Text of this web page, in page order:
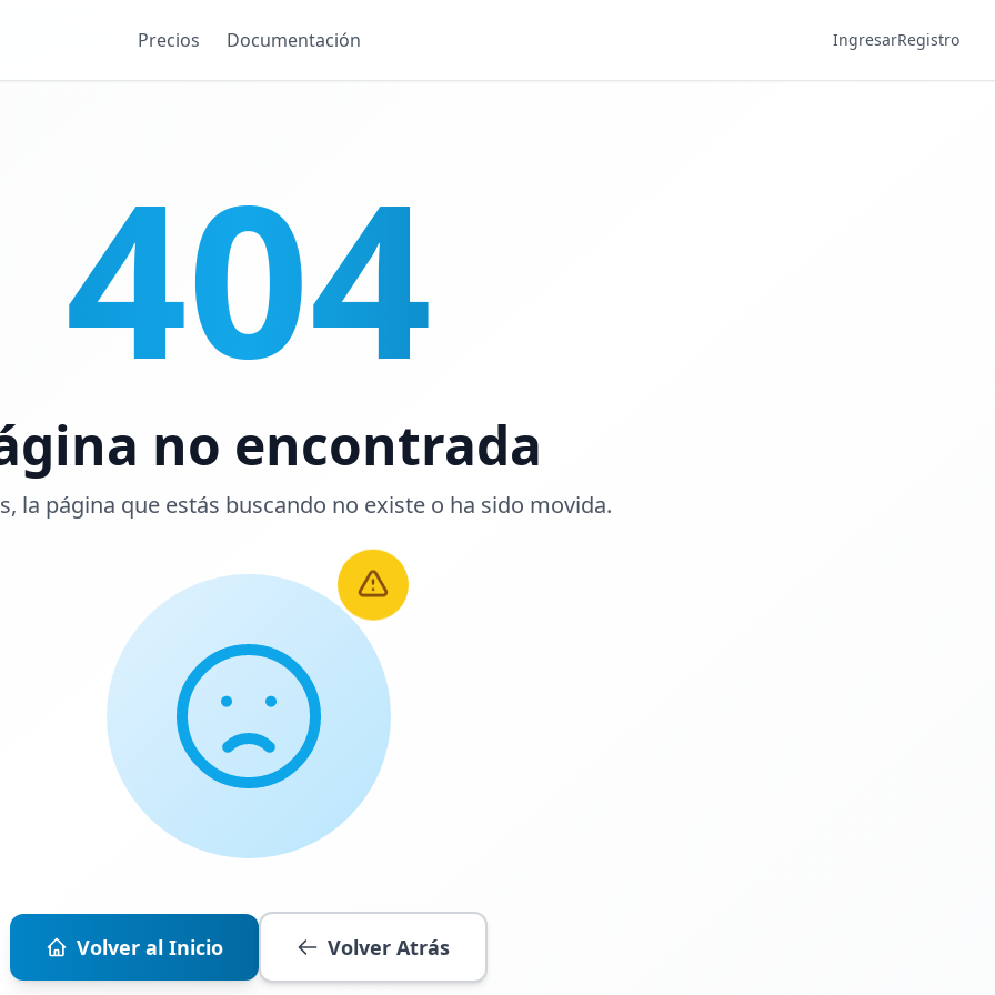
Precios Documentación IngresarRegistro
404
no encontrada
la página que estás buscando no existe o ha sido movida.
Volver al Inicio Volver Atrás